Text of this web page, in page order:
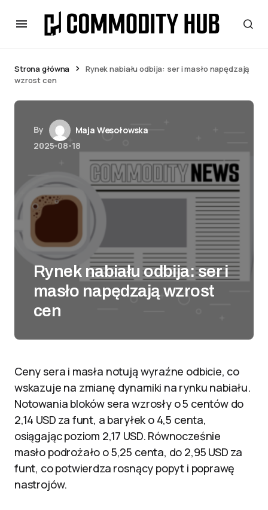
Strona główna
Rynek nabiału odbija: ser i masło napędzają
wzrost cen
By
Maja Wesołowska
2025-08-18
Rynek nabiału odbija: ser i
masło napędzają wzrost
cen
Ceny sera i masła notują wyraźne odbicie, co
wskazuje na zmianę dynamiki na rynku nabiału.
Notowania bloków sera wzrosły o 5 centów do
2,14 USD za funt, a baryłek o 4,5 centa,
osiągając poziom 2,17 USD. Równocześnie
masło podrożało o 5,25 centa, do 2,95 USD za
funt, co potwierdza rosnący popyt i poprawę
nastrojów.